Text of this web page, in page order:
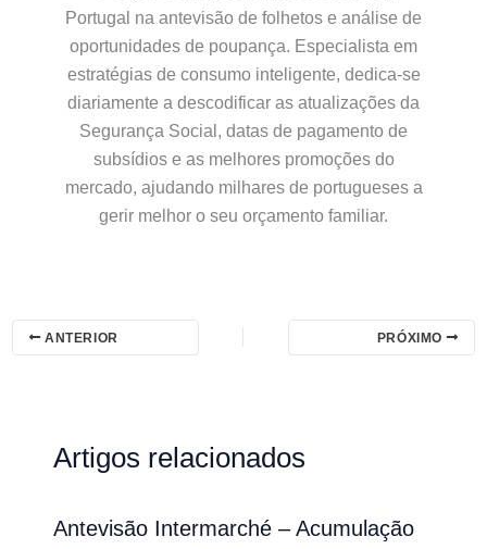
Portugal na antevisão de folhetos e análise de
oportunidades de poupança. Especialista em
estratégias de consumo inteligente, dedica-se
diariamente a descodificar as atualizações da
Segurança Social, datas de pagamento de
subsídios e as melhores promoções do
mercado, ajudando milhares de portugueses a
gerir melhor o seu orçamento familiar.
ANTERIOR PRÓXIMO
Artigos relacionados
Antevisão Intermarché – Acumulação